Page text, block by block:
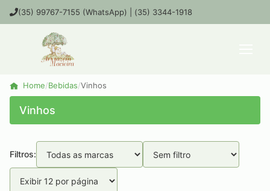
(35) 99767-7155 (WhatsApp) | (35) 3344-1918
Home/Bebidas/Vinhos
Vinhos
Filtros: